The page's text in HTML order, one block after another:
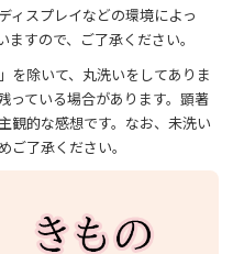
ィスプレイなどの環境によっ
すので、ご了承ください。
を除いて、丸洗いをしてありま
っている場合があります。顕著
観的な感想です。なお、未洗い
了承ください。